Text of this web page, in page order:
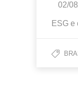
02/
ESG e